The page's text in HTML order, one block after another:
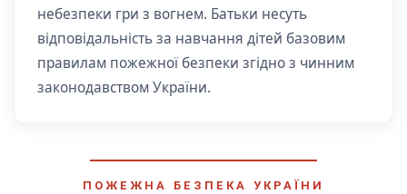
небезпеки гри з вогнем. Батьки несуть
відповідальність за навчання дітей базовим
правилам пожежної безпеки згідно з чинним
законодавством України.
ПОЖЕЖНА БЕЗПЕКА УКРАЇНИ